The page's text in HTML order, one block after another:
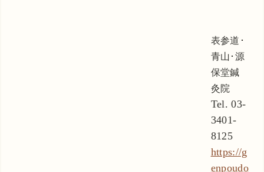
表参道･
青山･源
保堂鍼
灸院
Tel. 03-
3401-
8125
https://g
enpoudo